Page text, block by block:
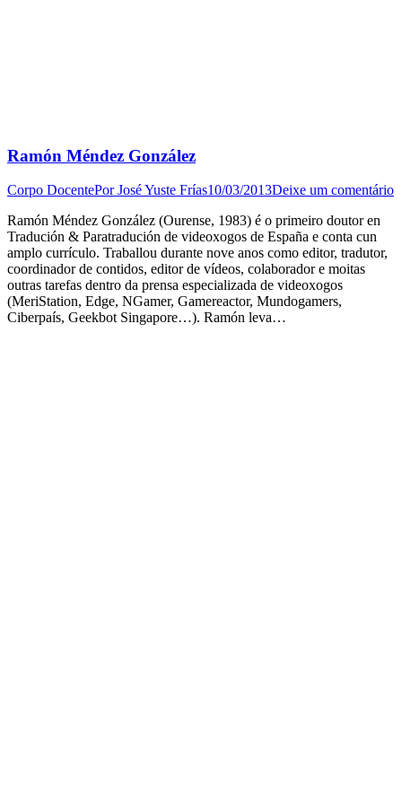
Ramón Méndez González
Corpo DocentePorJosé Yuste Frías10/03/2013Deixe um comentário
Ramón Méndez González (Ourense, 1983) é o primeiro doutor en
Tradución & Paratradución de videoxogos de España e conta cun
amplo currículo. Traballou durante nove anos como editor, tradutor,
coordinador de contidos, editor de vídeos, colaborador e moitas
outras tarefas dentro da prensa especializada de videoxogos
(MeriStation, Edge, NGamer, Gamereactor, Mundogamers,
Ciberpaís, Geekbot Singapore…). Ramón leva…